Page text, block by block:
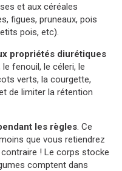
et aux céréales
figues, pruneaux, pois
pois, etc).
propriétés diurétiques
fenouil, le céleri, le
verts, la courgette,
de limiter la rétention
les règles. Ce
que vous retiendrez
contraire ! Le corps stocke
comptent dans